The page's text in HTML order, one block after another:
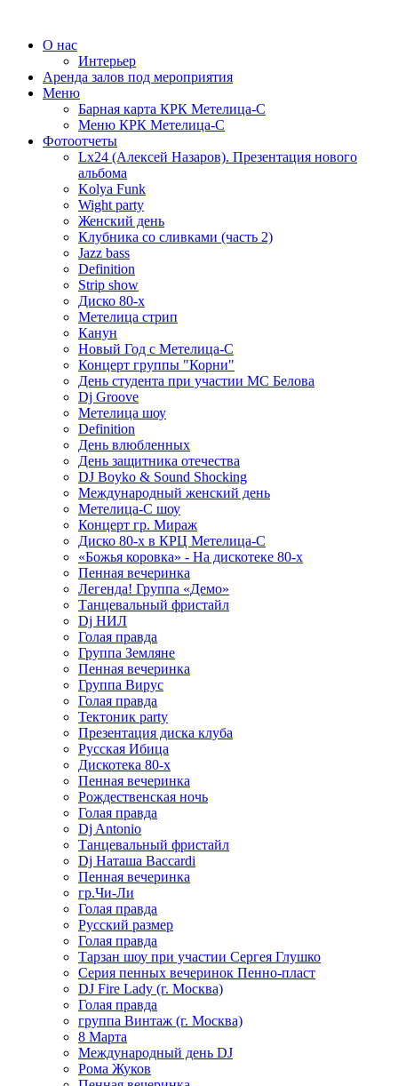
О нас
Интерьер
Аренда залов под мероприятия
Меню
Барная карта КРК Метелица-С
Меню КРК Метелица-С
Фотоотчеты
Lx24 (Алексей Назаров). Презентация нового
альбома
Kolya Funk
Wight party
Женский день
Клубника со сливками (часть 2)
Jazz bass
Definition
Strip show
Диско 80-х
Метелица стрип
Канун
Новый Год с Метелица-С
Концерт группы "Корни"
День студента при участии МС Белова
Dj Groove
Метелица шоу
Definition
День влюбленных
День защитника отечества
DJ Boyko & Sound Shocking
Международный женский день
Метелица-С шоу
Концерт гр. Мираж
Диско 80-х в КРЦ Метелица-С
«Божья коровка» - На дискотеке 80-х
Пенная вечеринка
Легенда! Группа «Демо»
Танцевальный фристайл
Dj НИЛ
Голая правда
Группа Земляне
Пенная вечеринка
Группа Вирус
Голая правда
Тектоник party
Презентация диска клуба
Русская Ибица
Дискотека 80-х
Пенная вечеринка
Рождественская ночь
Голая правда
Dj Antonio
Танцевальный фристайл
Dj Наташа Baccardi
Пенная вечеринка
гр.Чи-Ли
Голая правда
Русский размер
Голая правда
Тарзан шоу при участии Сергея Глушко
Серия пенных вечеринок Пенно-пласт
DJ Fire Lady (г. Москва)
Голая правда
группа Винтаж (г. Москва)
8 Марта
Международный день DJ
Рома Жуков